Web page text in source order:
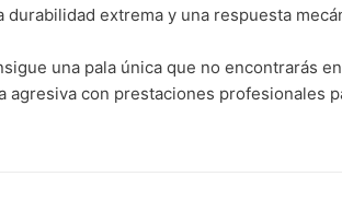
extrema y una respuesta
una pala única que no encontrarás
agresiva con prestaciones profesionales